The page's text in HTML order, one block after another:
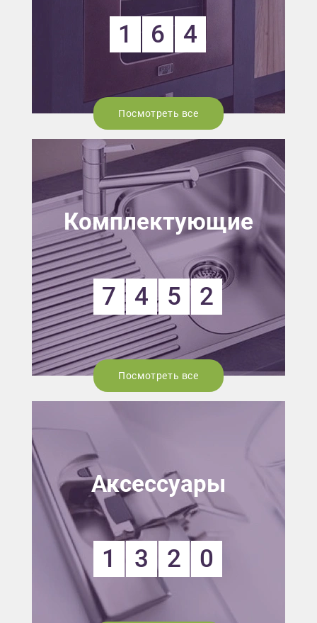
1 6 4
Посмотреть все
Комплектующие
7 4 5 2
Посмотреть все
Аксессуары
1 3 2 0